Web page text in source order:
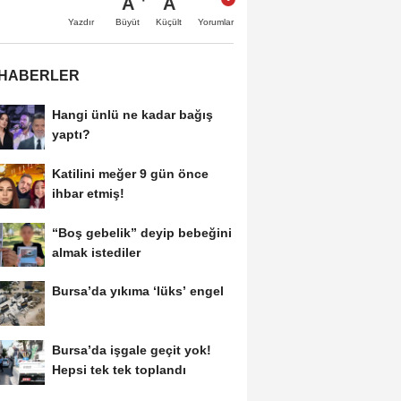
Yazdır Büyüt Küçült Yorumlar
Hangi ünlü ne kadar bağış
yaptı?
Katilini meğer 9 gün önce
ihbar etmiş!
“Boş gebelik” deyip bebeğini
almak istediler
Bursa’da yıkıma ‘lüks’ engel
Bursa’da işgale geçit yok!
Hepsi tek tek toplandı